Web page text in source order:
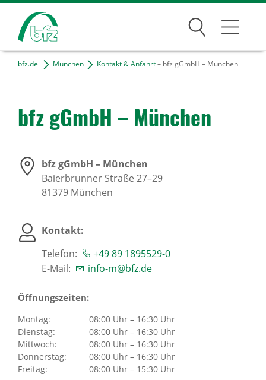
Suchen
München
Über den Standort
Unser Team
Projekte
Freie Tätigkeiten
Bildungsangebote
Für Unternehmen
Karriere
Über uns
Standorte
bfz.de München Kontakt & Anfahrt– bfz gGmbH – München
bfz gGmbH – München
bfz gGmbH – München
Baierbrunner Straße 27–29
81379 München
Kontakt:
Telefon:
+49 89 1895529-0
E-Mail:
info-m@bfz.de
Öffnungszeiten:
Montag:
08:00 Uhr – 16:30 Uhr
Dienstag:
08:00 Uhr – 16:30 Uhr
Mittwoch:
08:00 Uhr – 16:30 Uhr
Donnerstag:
08:00 Uhr – 16:30 Uhr
Freitag:
08:00 Uhr – 15:30 Uhr